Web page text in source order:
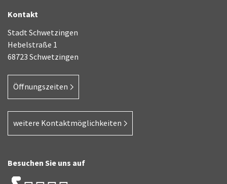
Kontakt
Stadt Schwetzingen
Hebelstraße 1
68723 Schwetzingen
Öffnungszeiten
weitere Kontaktmöglichkeiten
Besuchen Sie uns auf